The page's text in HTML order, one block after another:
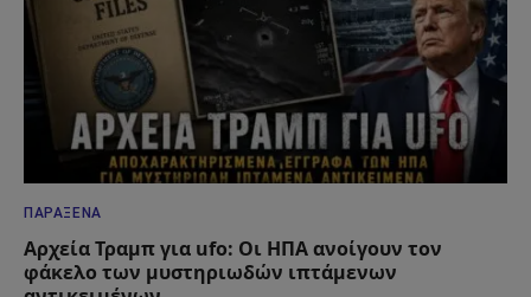
ΠΑΡΆΞΕΝΑ
Αρχεία Τραμπ για ufo: Οι ΗΠΑ ανοίγουν τον
φάκελο των μυστηριωδών ιπτάμενων